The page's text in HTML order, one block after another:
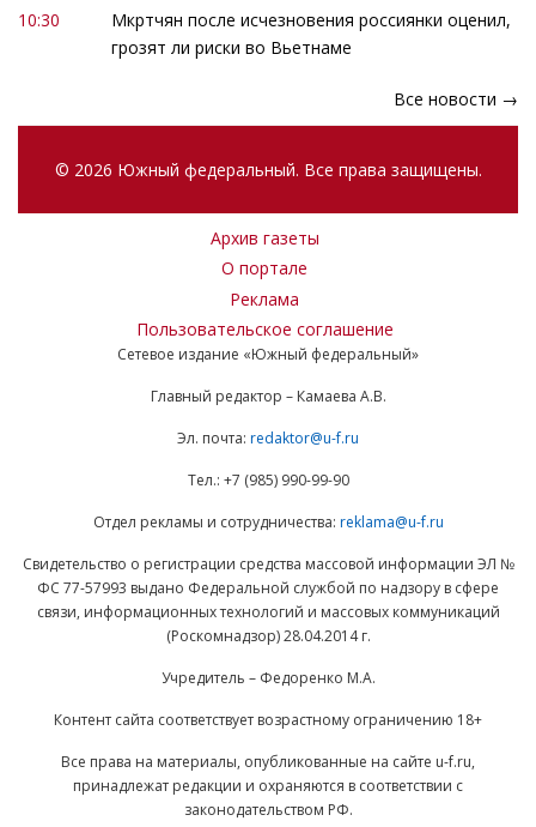
10:30
Мкртчян после исчезновения россиянки оценил,
грозят ли риски во Вьетнаме
Все новости →
© 2026 Южный федеральный. Все права защищены.
Архив газеты
О портале
Реклама
Пользовательское соглашение
Сетевое издание «Южный федеральный»
Главный редактор – Камаева А.В.
Эл. почта: redaktor@u-f.ru
Тел.: +7 (985) 990-99-90
Отдел рекламы и сотрудничества: reklama@u-f.ru
Свидетельство о регистрации средства массовой информации ЭЛ №
ФС 77-57993 выдано Федеральной службой по надзору в сфере
связи, информационных технологий и массовых коммуникаций
(Роскомнадзор) 28.04.2014 г.
Учредитель – Федоренко М.А.
Контент сайта соответствует возрастному ограничению 18+
Все права на материалы, опубликованные на сайте u-f.ru,
принадлежат редакции и охраняются в соответствии с
законодательством РФ.